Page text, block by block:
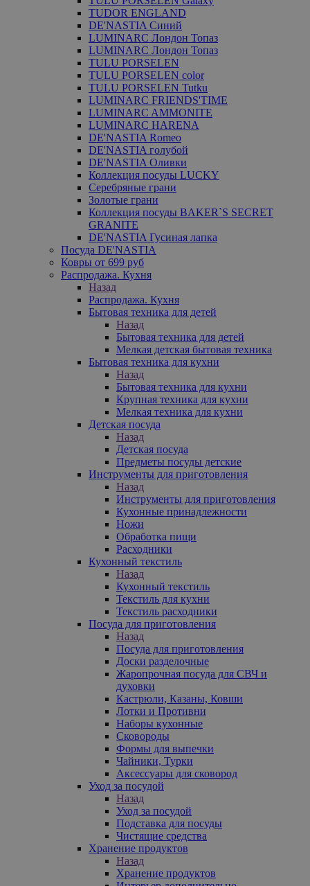
TUDOR ENGLAND
DE'NASTIA Синий
LUMINARC Лондон Топаз
LUMINARC Лондон Топаз
TULU PORSELEN
TULU PORSELEN color
TULU PORSELEN Tutku
LUMINARC FRIENDS'TIME
LUMINARC AMMONITE
LUMINARC HARENA
DE'NASTIA Romeo
DE'NASTIA голубой
DE'NASTIA Оливки
Коллекция посуды LUCKY
Серебряные грани
Золотые грани
Коллекция посуды BAKER`S SECRET
GRANITE
DE'NASTIA Гусиная лапка
Посуда DE'NASTIA
Ковры от 699 руб
Распродажа. Кухня
Назад
Распродажа. Кухня
Бытовая техника для детей
Назад
Бытовая техника для детей
Мелкая детская бытовая техника
Бытовая техника для кухни
Назад
Бытовая техника для кухни
Крупная техника для кухни
Мелкая техника для кухни
Детская посуда
Назад
Детская посуда
Предметы посуды детские
Инструменты для приготовления
Назад
Инструменты для приготовления
Кухонные принадлежности
Ножи
Обработка пищи
Расходники
Кухонный текстиль
Назад
Кухонный текстиль
Текстиль для кухни
Текстиль расходники
Посуда для приготовления
Назад
Посуда для приготовления
Доски разделочные
Жаропрочная посуда для СВЧ и
духовки
Кастрюли, Казаны, Ковши
Лотки и Противни
Наборы кухонные
Сковороды
Формы для выпечки
Чайники, Турки
Аксессуары для сковород
Уход за посудой
Назад
Уход за посудой
Подставка для посуды
Чистящие средства
Хранение продуктов
Назад
Хранение продуктов